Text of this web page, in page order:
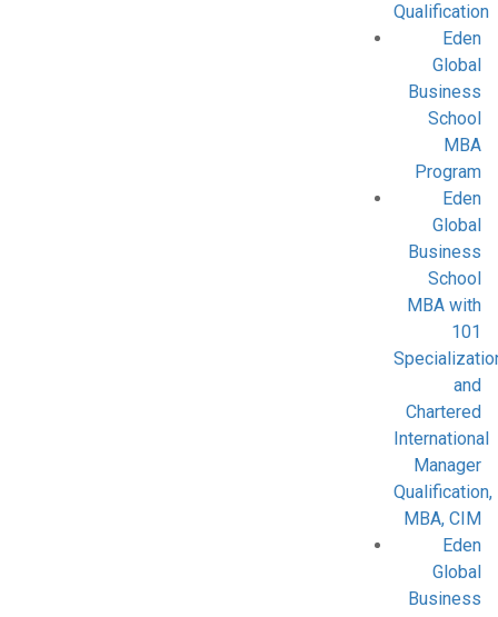
Qualification
Eden
Global
Business
School
MBA
Program
Eden
Global
Business
School
MBA with
101
and
Chartered
International
Manager
Qualification,
MBA, CIM
Eden
Global
Business